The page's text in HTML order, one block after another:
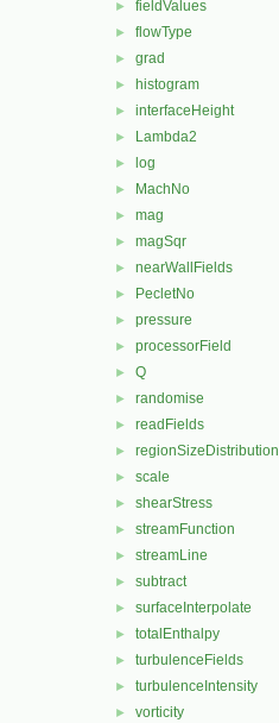
► fieldValues
► flowType
► grad
► histogram
► interfaceHeight
► Lambda2
► log
► MachNo
► mag
► magSqr
► nearWallFields
► PecletNo
► pressure
► processorField
► Q
► randomise
► readFields
► regionSizeDistribution
► scale
► shearStress
► streamFunction
► streamLine
► subtract
► surfaceInterpolate
► totalEnthalpy
► turbulenceFields
► turbulenceIntensity
► vorticity